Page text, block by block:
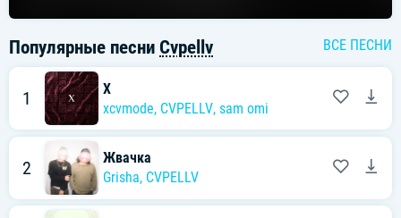
Популярные песни Cvpellv ВСЕ ПЕСНИ
1
X
xcvmode, CVPELLV, sam omi
2
Жвачка
Grisha, CVPELLV